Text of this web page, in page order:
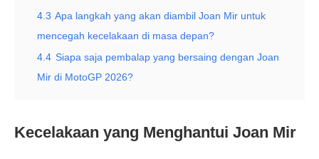
4.3 Apa langkah yang akan diambil Joan Mir untuk
mencegah kecelakaan di masa depan?
4.4 Siapa saja pembalap yang bersaing dengan Joan
Mir di MotoGP 2026?
Kecelakaan yang Menghantui Joan Mir